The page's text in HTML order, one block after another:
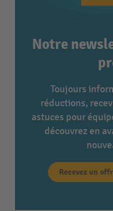
Notre
Toujours
réductions,
astuces pour
découvrez en
Recevez un